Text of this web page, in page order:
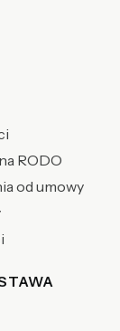
RODO
od umowy